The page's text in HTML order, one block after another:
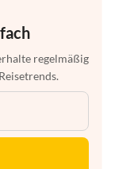
regelmäßig